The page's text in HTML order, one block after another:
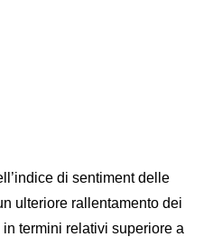
di sentiment delle
ulteriore rallentamento dei
termini relativi superiore a